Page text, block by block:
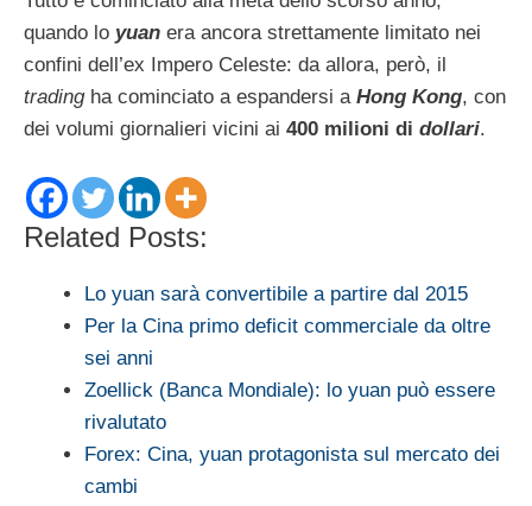
quando lo yuan era ancora strettamente limitato nei
confini dell’ex Impero Celeste: da allora, però, il
tradingha cominciato a espandersi a Hong Kong, con
dei volumi giornalieri vicini ai 400 milioni di dollari.
Related Posts:
Lo yuan sarà convertibile a partire dal 2015
Per la Cina primo deficit commerciale da oltre
sei anni
Zoellick (Banca Mondiale): lo yuan può essere
rivalutato
Forex: Cina, yuan protagonista sul mercato dei
cambi